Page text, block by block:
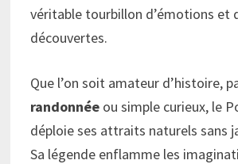
véritable tourbillon d’émotions et
découvertes.
Que l’on soit amateur d’histoire,
randonnée ou simple curieux, le
déploie ses attraits naturels sans
Sa légende enflamme les